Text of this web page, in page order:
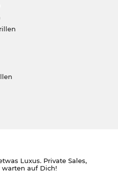
Luxus. Private Sales,
auf Dich!